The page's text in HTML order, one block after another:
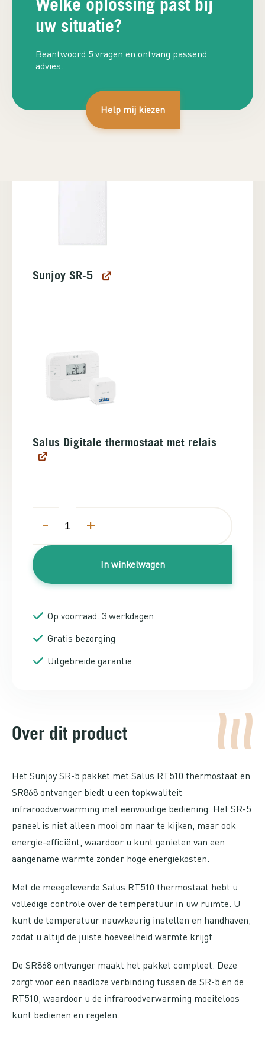
uw situatie?
Beantwoord 5 vragen en ontvang passend
advies.
Help mij kiezen
Plan adviesgesprek
570,00 €537,50
Sunjoy SR-5
Salus Digitale thermostaat met relais
- +
In winkelwagen
Op voorraad. 3 werkdagen
Gratis bezorging
Uitgebreide garantie
Over dit product
Het Sunjoy SR-5 pakket met Salus RT510 thermostaat en
SR868 ontvanger biedt u een topkwaliteit
infraroodverwarming met eenvoudige bediening. Het SR-5
paneel is niet alleen mooi om naar te kijken, maar ook
energie-efficiënt, waardoor u kunt genieten van een
aangename warmte zonder hoge energiekosten.
Met de meegeleverde Salus RT510 thermostaat hebt u
volledige controle over de temperatuur in uw ruimte. U
kunt de temperatuur nauwkeurig instellen en handhaven,
zodat u altijd de juiste hoeveelheid warmte krijgt.
De SR868 ontvanger maakt het pakket compleet. Deze
zorgt voor een naadloze verbinding tussen de SR-5 en de
RT510, waardoor u de infraroodverwarming moeiteloos
kunt bedienen en regelen.